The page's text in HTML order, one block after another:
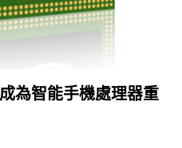
為智能手機處理器重